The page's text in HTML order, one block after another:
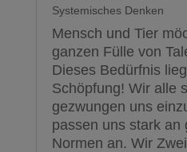
Systemisches Denken
Mensch und Tier
ganzen Fülle von
Dieses Bedürfnis
Schöpfung! Wir alle
gezwungen uns
passen uns stark an
Normen an. Wir